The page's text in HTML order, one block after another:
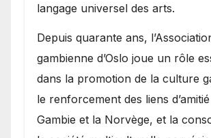
langage universel des arts.
​Depuis quarante ans,
gambienne d’Oslo joue un rôle
dans la promotion de la culture
le renforcement des liens
Gambie et la Norvège, et la